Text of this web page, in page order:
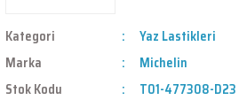
Kategori
Yaz Lastikleri
Marka
Michelin
Stok Kodu
T01-477308-D23